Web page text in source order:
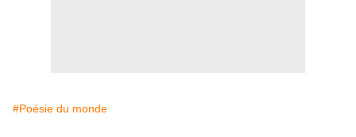
#Poésie du monde